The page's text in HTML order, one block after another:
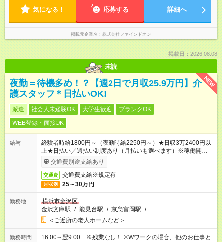
気になる！ 応募する 詳細へ
掲載元企業名 株式会社ファインドオン
掲載日：2026.08.08
未読
NEW
夜勤＝待機多め！？【週2日で月収25.9万円】介
護スタッフ＊日払いOK!
派遣 社会人未経験OK 大学生歓迎
ブランクOK
WEB登録・面接OK
給与
経験者時給1800円～（夜勤時給2250円～）★日収3万2400円以
上★日払い／週払い制度あり（月払いも選べます）※稼働開始時
は手続き完了次第のお支払いとなります。
交通費別途支給あり
交通費 交通費支給※規定有
月収例 25～30万円
勤務地
横浜市金沢区
金沢文庫駅 / 能見台駅 / 京急富岡駅 / …
＜ご近所の老人ホームなど＞
勤務時間
16:00～翌9:00 ※残業なし！ ※Wワークの場合、他のお仕事と